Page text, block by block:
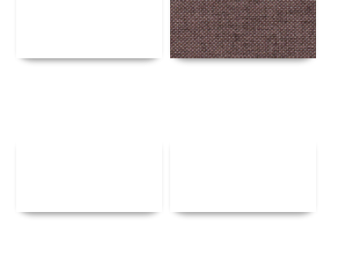
Αναλυτικά Αναλυτικά
Αναλυτικά Αναλυτικά